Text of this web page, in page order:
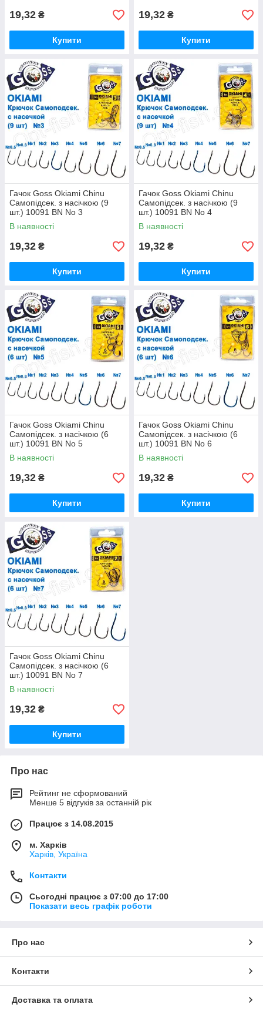
19,32 ₴
Купити
19,32 ₴
Купити
Гачок Goss Okiami Chinu
Самопідсек. з насічкою (9
шт.) 10091 BN No 3
В наявності
19,32 ₴
Купити
Гачок Goss Okiami Chinu
Самопідсек. з насічкою (9
шт.) 10091 BN No 4
В наявності
19,32 ₴
Купити
Гачок Goss Okiami Chinu
Самопідсек. з насічкою (6
шт.) 10091 BN No 5
В наявності
19,32 ₴
Купити
Гачок Goss Okiami Chinu
Самопідсек. з насічкою (6
шт.) 10091 BN No 6
В наявності
19,32 ₴
Купити
Гачок Goss Okiami Chinu
Самопідсек. з насічкою (6
шт.) 10091 BN No 7
В наявності
19,32 ₴
Купити
Про нас
Рейтинг не сформований
Менше 5 відгуків за останній рік
Працює з 14.08.2015
м. Харків
Харків, Україна
Контакти
Сьогодні працює з 07:00 до 17:00
Показати весь графік роботи
Про нас
Контакти
Доставка та оплата